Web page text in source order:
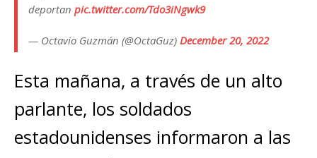
deportan pic.twitter.com/Tdo3iNgwk9
— Octavio Guzmán (@OctaGuz) December 20, 2022
Esta mañana, a través de un alto
parlante, los soldados
estadounidenses informaron a las